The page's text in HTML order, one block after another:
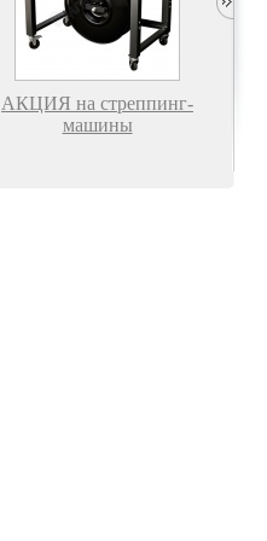
АКЦИЯ на стреппинг-
машины